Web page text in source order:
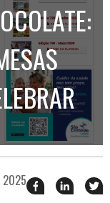
2025 Compartilhar
esse esse